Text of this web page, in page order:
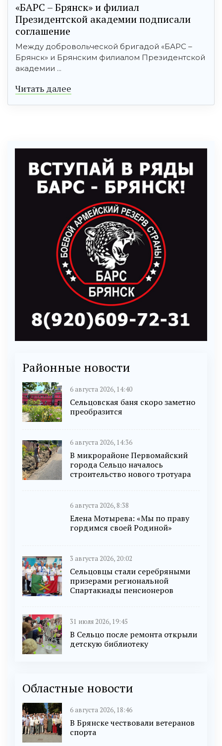
«БАРС – Брянск» и филиал
Президентской академии подписали
соглашение
Между добровольческой бригадой «БАРС –
Брянск» и Брянским филиалом Президентской
академии ...
Читать далее
Районные новости
6 августа 2026, 14:40
Сельцовская баня скоро заметно
преобразится
6 августа 2026, 14:36
В микрорайоне Первомайский
города Сельцо началось
строительство нового тротуара
6 августа 2026, 8:38
Елена Мотырева: «Мы по праву
гордимся своей Родиной»
3 августа 2026, 20:02
Сельцовцы стали серебряными
призерами региональной
Спартакиады пенсионеров
31 июля 2026, 19:45
В Сельцо после ремонта открыли
детскую библиотеку
Областные новости
6 августа 2026, 18:46
В Брянске чествовали ветеранов
спорта